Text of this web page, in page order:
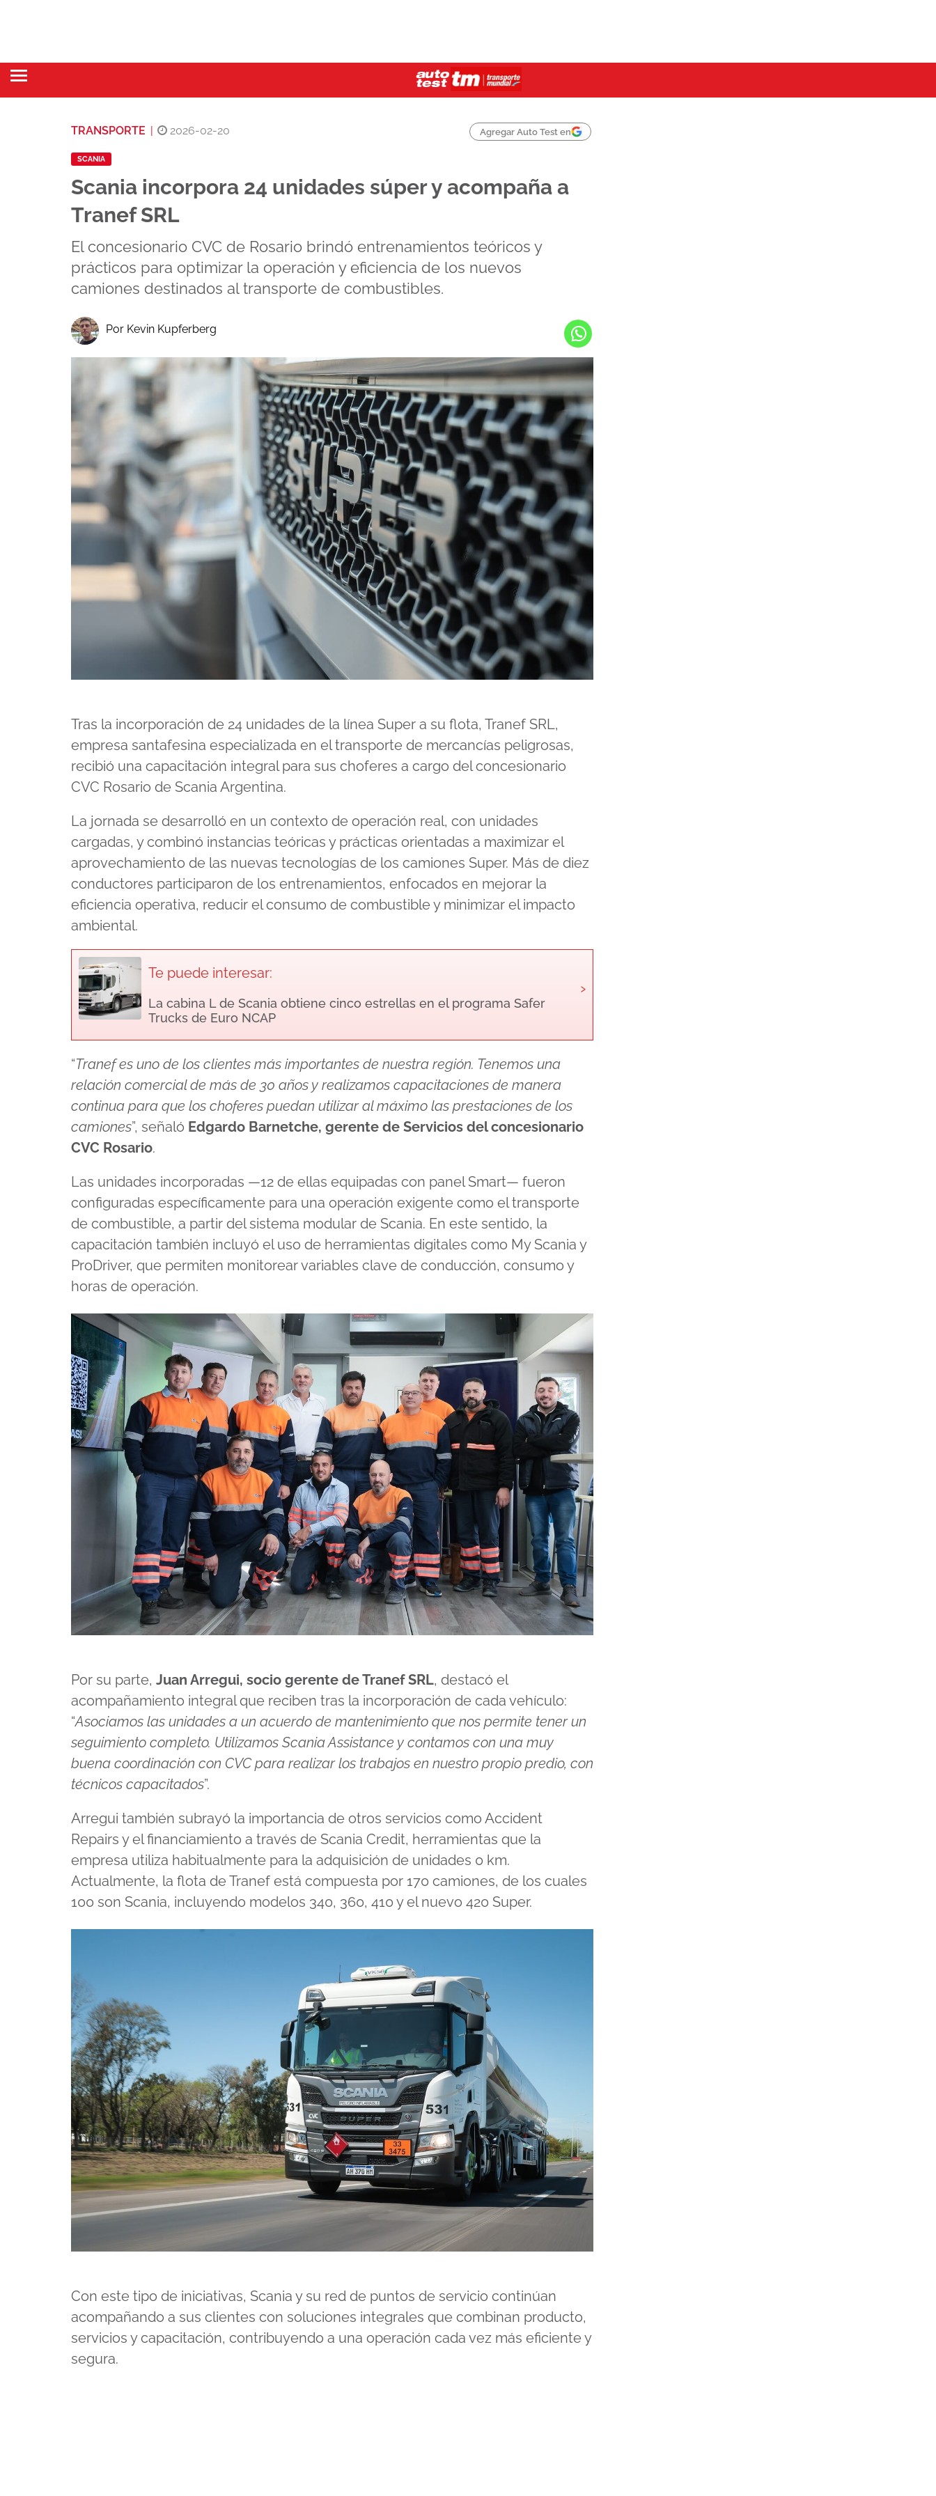
TRANSPORTE 2026-02-20 Agregar Auto Test en
SCANIA
Scania incorpora 24 unidades súper y acompaña a
Tranef SRL
El concesionario CVC de Rosario brindó entrenamientos teóricos y
prácticos para optimizar la operación y eficiencia de los nuevos
camiones destinados al transporte de combustibles.
Por Kevin Kupferberg
Tras la incorporación de 24 unidades de la línea Super a su flota, Tranef SRL,
empresa santafesina especializada en el transporte de mercancías peligrosas,
recibió una capacitación integral para sus choferes a cargo del concesionario
CVC Rosario de Scania Argentina.
La jornada se desarrolló en un contexto de operación real, con unidades
cargadas, y combinó instancias teóricas y prácticas orientadas a maximizar el
aprovechamiento de las nuevas tecnologías de los camiones Super. Más de diez
conductores participaron de los entrenamientos, enfocados en mejorar la
eficiencia operativa, reducir el consumo de combustible y minimizar el impacto
ambiental.
Te puede interesar:
La cabina L de Scania obtiene cinco estrellas en el programa Safer
Trucks de Euro NCAP
›
“Tranef es uno de los clientes más importantes de nuestra región. Tenemos una
relación comercial de más de 30 años y realizamos capacitaciones de manera
continua para que los choferes puedan utilizar al máximo las prestaciones de los
camiones”, señaló Edgardo Barnetche, gerente de Servicios del concesionario
CVC Rosario.
Las unidades incorporadas —12 de ellas equipadas con panel Smart— fueron
configuradas específicamente para una operación exigente como el transporte
de combustible, a partir del sistema modular de Scania. En este sentido, la
capacitación también incluyó el uso de herramientas digitales como My Scania y
ProDriver, que permiten monitorear variables clave de conducción, consumo y
horas de operación.
Por su parte, Juan Arregui, socio gerente de Tranef SRL, destacó el
acompañamiento integral que reciben tras la incorporación de cada vehículo:
“Asociamos las unidades a un acuerdo de mantenimiento que nos permite tener un
seguimiento completo. Utilizamos Scania Assistance y contamos con una muy
buena coordinación con CVC para realizar los trabajos en nuestro propio predio, con
técnicos capacitados”.
Arregui también subrayó la importancia de otros servicios como Accident
Repairs y el financiamiento a través de Scania Credit, herramientas que la
empresa utiliza habitualmente para la adquisición de unidades 0 km.
Actualmente, la flota de Tranef está compuesta por 170 camiones, de los cuales
100 son Scania, incluyendo modelos 340, 360, 410 y el nuevo 420 Super.
Con este tipo de iniciativas, Scania y su red de puntos de servicio continúan
acompañando a sus clientes con soluciones integrales que combinan producto,
servicios y capacitación, contribuyendo a una operación cada vez más eficiente y
segura.